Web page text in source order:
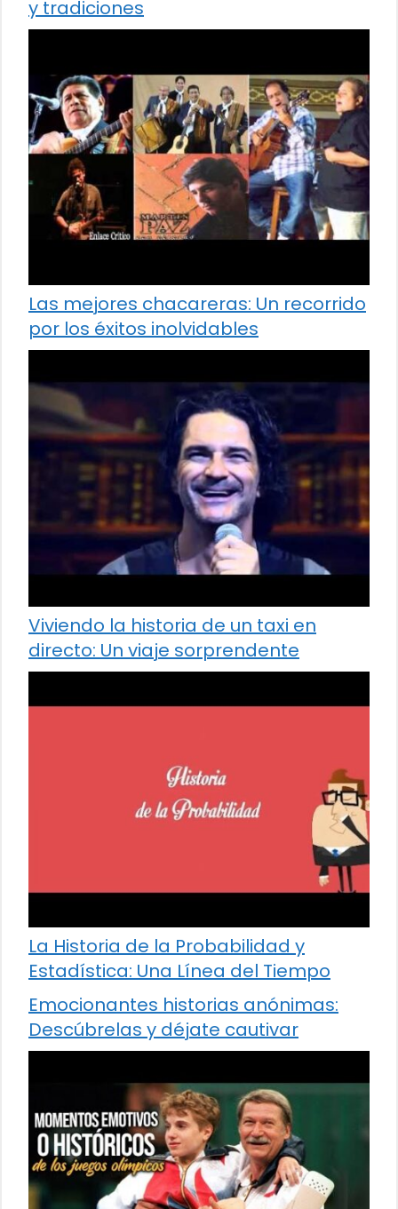
y tradiciones
Las mejores chacareras: Un recorrido
por los éxitos inolvidables
Viviendo la historia de un taxi en
directo: Un viaje sorprendente
La Historia de la Probabilidad y
Estadística: Una Línea del Tiempo
Emocionantes historias anónimas:
Descúbrelas y déjate cautivar